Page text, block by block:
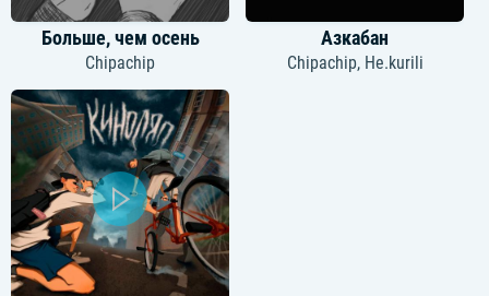
Больше, чем осень
Chipachip
Азкабан
Chipachip, Не.kurili